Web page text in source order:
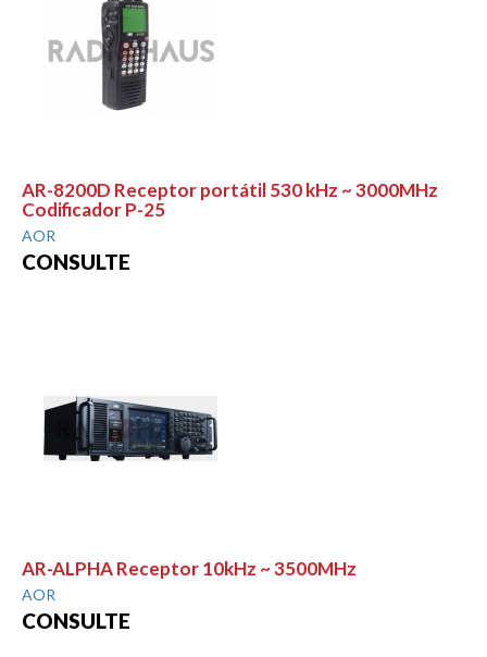
AR-8200D Receptor portátil 530 kHz ~ 3000MHz
Codificador P-25
AOR
CONSULTE
AR-ALPHA Receptor 10kHz ~ 3500MHz
AOR
CONSULTE